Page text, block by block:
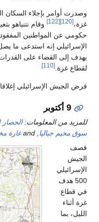
وصدرت أوامر بإجلاء السكان
غزة،[120]
[122] وقام نتنياهو
حكومي عن المواطنين
يهدف إلى القضاء على
لقطاع غزة. [110]
فرض الجيش الإسرائيلي
9 أكتوبر
للمزيد من المعلومات: الحصار
سوق مخيم جباليا
غارة
قصف
الجيش
الإسرائيلي
500 هدف
في قطاع
غزة أثناء
الليل، بما